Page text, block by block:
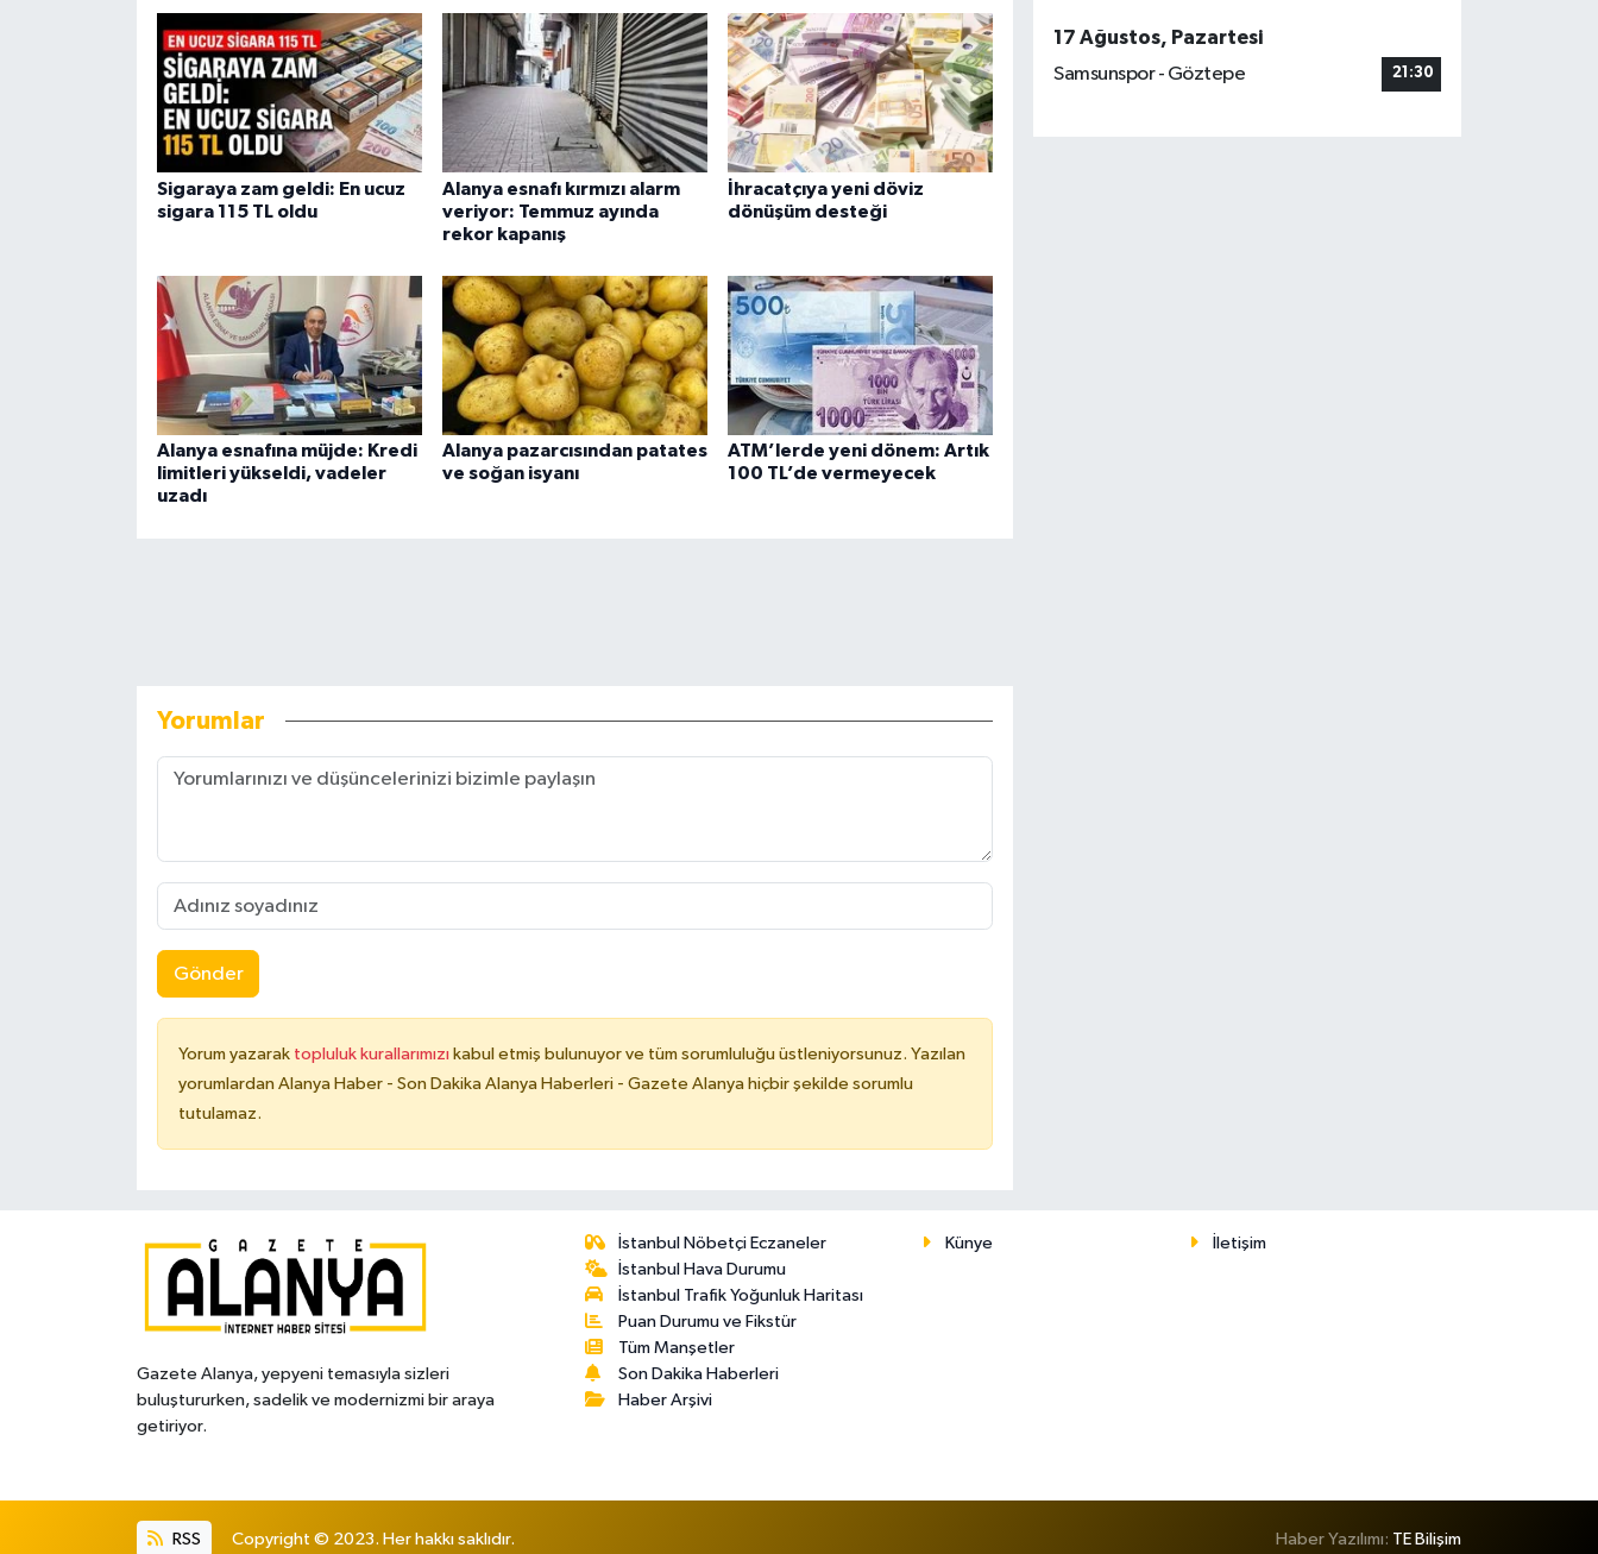
Sigaraya zam geldi: En ucuz
sigara 115 TL oldu
Alanya esnafı kırmızı alarm
veriyor: Temmuz ayında
rekor kapanış
İhracatçıya yeni döviz
dönüşüm desteği
Alanya esnafına müjde: Kredi
limitleri yükseldi, vadeler
uzadı
Alanya pazarcısından patates
ve soğan isyanı
ATM’lerde yeni dönem: Artık
100 TL’de vermeyecek
Yorumlar
Gönder
Yorum yazarak topluluk kurallarımızı kabul etmiş bulunuyor ve tüm sorumluluğu üstleniyorsunuz. Yazılan
yorumlardan Alanya Haber - Son Dakika Alanya Haberleri - Gazete Alanya hiçbir şekilde sorumlu
tutulamaz.
17 Ağustos, Pazartesi
Samsunspor - Göztepe
21:30
Gazete Alanya, yepyeni temasıyla sizleri
buluştururken, sadelik ve modernizmi bir araya
getiriyor.
İstanbul Nöbetçi Eczaneler
İstanbul Hava Durumu
İstanbul Trafik Yoğunluk Haritası
Puan Durumu ve Fikstür
Tüm Manşetler
Son Dakika Haberleri
Haber Arşivi
Künye İletişim
RSS Copyright © 2023. Her hakkı saklıdır. Haber Yazılımı: TE Bilişim